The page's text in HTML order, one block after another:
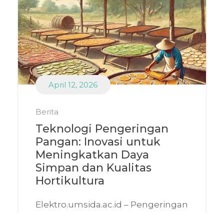
April 12, 2026
Berita
Teknologi Pengeringan
Pangan: Inovasi untuk
Meningkatkan Daya
Simpan dan Kualitas
Hortikultura
Elektro.umsida.ac.id – Pengeringan